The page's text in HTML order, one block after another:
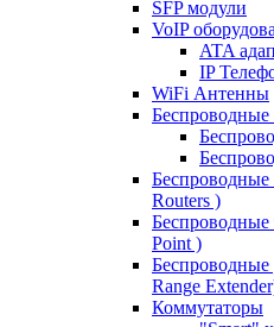
SFP модули
VoIP
ATA
IP
WiFi Антенны
Routers )
Беспроводные
Point )
Беспроводные
Range
Коммутаторы